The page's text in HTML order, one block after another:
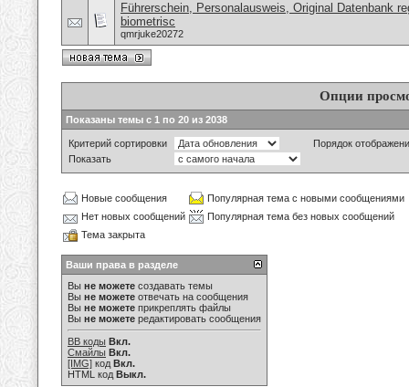
Führerschein, Personalausweis, Original Datenbank
biometrisc
qmrjuke20272
Опции
Показаны темы с 1 по 20 из 2038
Критерий сортировки
Порядок
Показать
Новые сообщения
Популярная тема с новыми сообщениями
Нет новых сообщений
Популярная тема без новых сообщений
Тема закрыта
Ваши права в разделе
Вы не можете создавать темы
Вы не можете отвечать на сообщения
Вы не можете прикреплять файлы
Вы не можете редактировать сообщения
BB коды Вкл.
Смайлы Вкл.
[IMG] код Вкл.
HTML код Выкл.